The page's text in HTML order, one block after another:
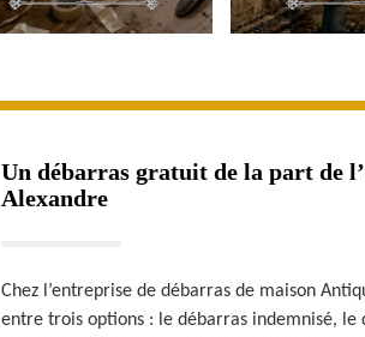
Un débarras gratuit de la part de
Alexandre
Chez l’entreprise de débarras de maison
entre trois options : le débarras indemnisé,